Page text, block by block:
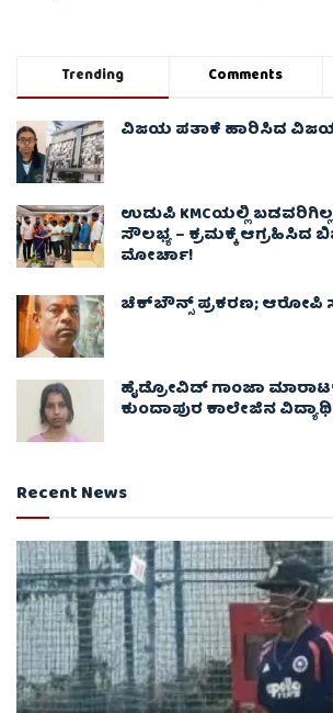
Trending Comments
ವಿಜಯ ಪತಾಕೆ ಹಾರಿಸಿದ ವಿಜಯ
ಉಡುಪಿ KMCಯಲ್ಲಿ
ಸೌಲಭ್ಯ – ಕ್ರಮಕ್ಕೆ ಆಗ್ರಹಿಸಿದ
ಮೋರ್ಚಾ!
ಚೆಕ್​ಬೌನ್ಸ್​ ಪ್ರಕರಣ; ಆರೋಪಿ
ಹೈಡ್ರೋವಿಡ್ ಗಾಂಜಾ
ಕುಂದಾಪುರ ಕಾಲೇಜಿನ
Recent News